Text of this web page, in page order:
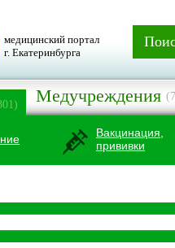
медицинский портал
г. Екатеринбурга
Медучреждения
Вакцинация,
прививки